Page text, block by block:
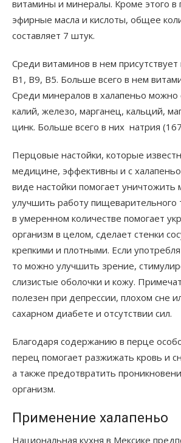
витамины и минералы. Кроме этого в
эфирные масла и кислоты, общее
составляет 7 штук.
Среди витаминов в нем
В1, В9, В5. Больше всего в нем
Среди минералов в халапеньо можно
калий, железо, марганец, кальций,
цинк. Больше всего в них натрия
Перцовые настойки, которые
медицине, эффективны и с
виде настойки помогает уничтожить
улучшить работу пищеварительного
в умеренном количестве помогает
организм в целом, сделает стенки
крепкими и плотными. Если
то можно улучшить зрение,
слизистые оболочки и кожу.
полезен при депрессии, плохом сне
сахарном диабете и отсутствии сил.
Благодаря содержанию в перце
перец помогает разжижать кровь и
а также предотвратить
организм.
Применение халапеньо
Национальная кухня в Мексике